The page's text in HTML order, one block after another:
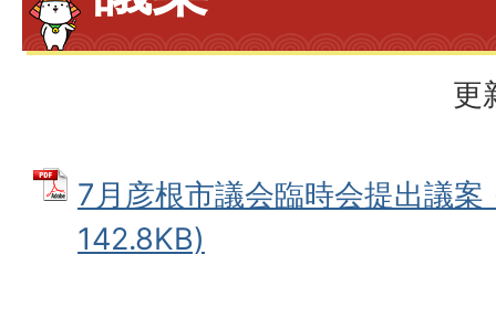
更
7月彦根市議会臨時会提出議
142.8KB)